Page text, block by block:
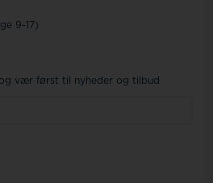
9-17)
vær først til nyheder og tilbud